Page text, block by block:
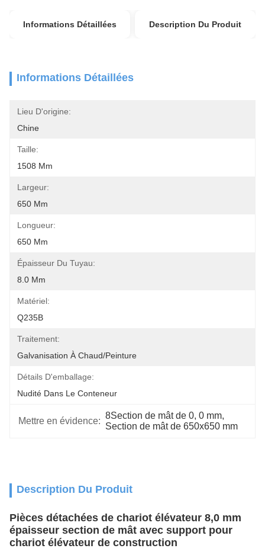
Informations Détaillées Description Du Produit
Informations Détaillées
Lieu D'origine:
Chine
Taille:
1508 Mm
Largeur:
650 Mm
Longueur:
650 Mm
Épaisseur Du Tuyau:
8.0 Mm
Matériel:
Q235B
Traitement:
Galvanisation À Chaud/peinture
Détails D'emballage:
Nudité Dans Le Conteneur
Mettre en évidence:
8Section de mât de 0, 0 mm,
Section de mât de 650x650 mm
Description Du Produit
Pièces détachées de chariot élévateur 8,0 mm
épaisseur section de mât avec support pour
chariot élévateur de construction